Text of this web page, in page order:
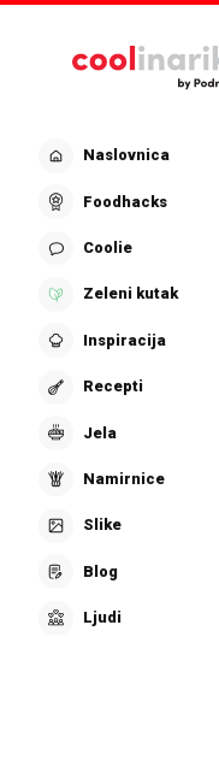
Naslovnica
Foodhacks
Coolie
Zeleni kutak
Inspiracija
Recepti
Jela
Namirnice
Slike
Blog
Ljudi